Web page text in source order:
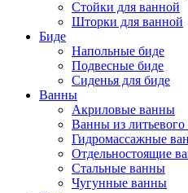
Стойки для ванной
Шторки для ванной
Биде
Напольные биде
Подвесные биде
Сиденья для биде
Ванны
Акриловые ванны
Ванны из литьевого
Гидромассажные
Отдельностоящие
Стальные ванны
Чугунные ванны